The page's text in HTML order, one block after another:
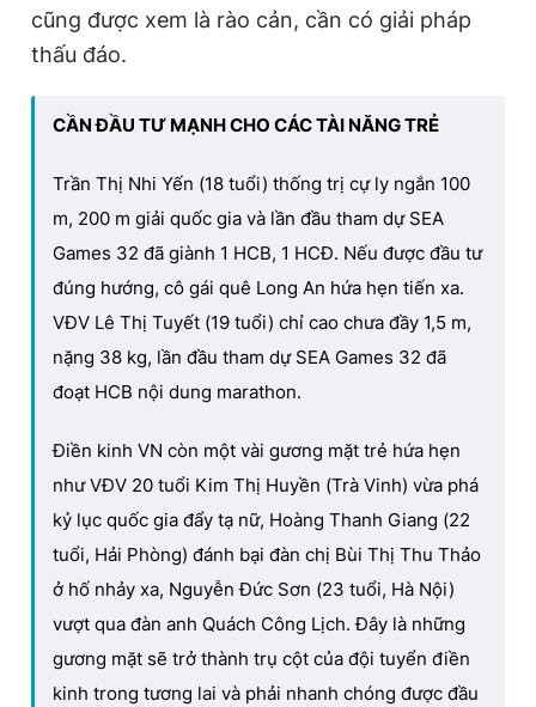
cũng được xem là rào cản, cần có giải pháp
thấu đáo.
CẦN ĐẦU TƯ MẠNH CHO CÁC TÀI NĂNG TRẺ
Trần Thị Nhi Yến (18 tuổi) thống trị cự ly ngắn 100
m, 200 m giải quốc gia và lần đầu tham dự SEA
Games 32 đã giành 1 HCB, 1 HCĐ. Nếu được đầu tư
đúng hướng, cô gái quê Long An hứa hẹn tiến xa.
VĐV Lê Thị Tuyết (19 tuổi) chỉ cao chưa đầy 1,5 m,
nặng 38 kg, lần đầu tham dự SEA Games 32 đã
đoạt HCB nội dung marathon.
Điền kinh VN còn một vài gương mặt trẻ hứa hẹn
như VĐV 20 tuổi Kim Thị Huyền (Trà Vinh) vừa phá
kỷ lục quốc gia đẩy tạ nữ, Hoàng Thanh Giang (22
tuổi, Hải Phòng) đánh bại đàn chị Bùi Thị Thu Thảo
ở hố nhảy xa, Nguyễn Đức Sơn (23 tuổi, Hà Nội)
vượt qua đàn anh Quách Công Lịch. Đây là những
gương mặt sẽ trở thành trụ cột của đội tuyển điền
kinh trong tương lai và phải nhanh chóng được đầu